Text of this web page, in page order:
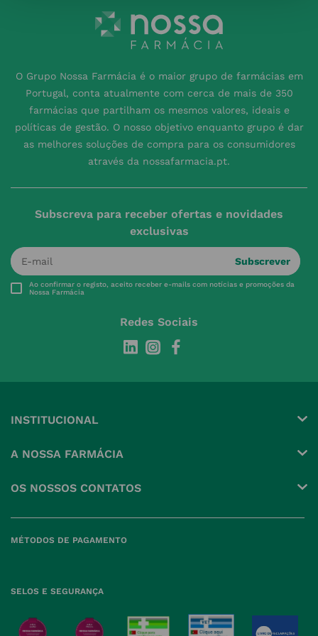
O Grupo Nossa Farmácia é o maior grupo de farmácias em
Portugal, conta atualmente com cerca de mais de 350
farmácias que partilham os mesmos valores, ideais e
políticas de gestão. O nosso objetivo enquanto grupo é dar
as melhores soluções de compra para os consumidores
através da nossafarmacia.pt.
Subscreva para receber ofertas e novidades
exclusivas
Subscrever
Ao confirmar o registo, aceito receber e-mails com notícias e promoções da
Nossa Farmácia
Redes Sociais
INSTITUCIONAL
A NOSSA FARMÁCIA
OS NOSSOS CONTATOS
MÉTODOS DE PAGAMENTO
SELOS E SEGURANÇA